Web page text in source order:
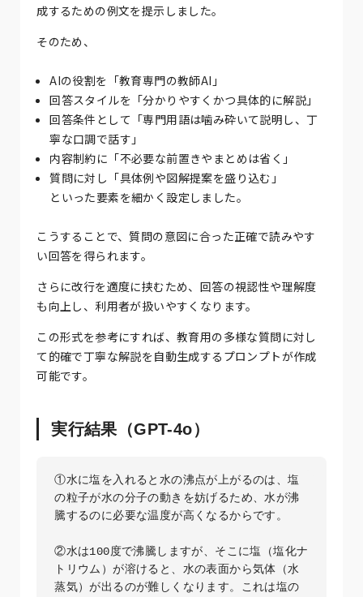
成するための例文を提示しました。
そのため、
AIの役割を「教育専門の教師AI」
回答スタイルを「分かりやすくかつ具体的に解説」
回答条件として「専門用語は噛み砕いて説明し、丁
寧な口調で話す」
内容制約に「不必要な前置きやまとめは省く」
質問に対し「具体例や図解提案を盛り込む」
といった要素を細かく設定しました。
こうすることで、質問の意図に合った正確で読みやす
い回答を得られます。
さらに改行を適度に挟むため、回答の視認性や理解度
も向上し、利用者が扱いやすくなります。
この形式を参考にすれば、教育用の多様な質問に対し
て的確で丁寧な解説を自動生成するプロンプトが作成
可能です。
実行結果（GPT-4o）
①水に塩を入れると水の沸点が上がるのは、塩
の粒子が水の分子の動きを妨げるため、水が沸
騰するのに必要な温度が高くなるからです。
②水は100度で沸騰しますが、そこに塩（塩化ナ
トリウム）が溶けると、水の表面から気体（水
蒸気）が出るのが難しくなります。これは塩の